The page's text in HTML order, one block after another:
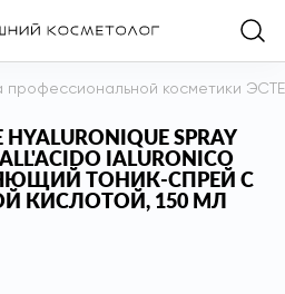
профессиональной косметики
HYALURONIQUE SPRAY
IALURONICO
ТОНИК-СПРЕЙ С
КИСЛОТОЙ, 150 МЛ